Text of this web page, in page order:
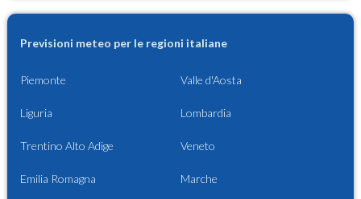
Previsioni meteo per le regioni italiane
Piemonte Valle d'Aosta
Liguria Lombardia
Trentino Alto Adige Veneto
Emilia Romagna Marche